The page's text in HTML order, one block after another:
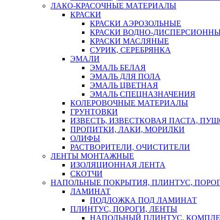
ЛАКО-КРАСОЧНЫЕ МАТЕРИАЛЫ
КРАСКИ
КРАСКИ АЭРОЗОЛЬНЫЕ
КРАСКИ ВОДНО-
КРАСКИ МАСЛЯНЫЕ
СУРИК, СЕРЕБРЯНКА
ЭМАЛИ
ЭМАЛЬ БЕЛАЯ
ЭМАЛЬ ДЛЯ ПОЛА
ЭМАЛЬ ЦВЕТНАЯ
ЭМАЛЬ СПЕЦНАЗНАЧЕНИЯ
КОЛЕРОВОЧНЫЕ МАТЕРИАЛЫ
ГРУНТОВКИ
ИЗВЕСТЬ, ИЗВЕСТКОВАЯ ПАСТА,
ПРОПИТКИ, ЛАКИ, МОРИЛКИ
ОЛИФЫ
РАСТВОРИТЕЛИ, ОЧИСТИТЕЛИ
ЛЕНТЫ МОНТАЖНЫЕ
ИЗОЛЯЦИОННАЯ ЛЕНТА
СКОТЧИ
НАПОЛЬНЫЕ ПОКРЫТИЯ, ПЛИНТУС,
ЛАМИНАТ
ПОДЛОЖКА ПОД ЛАМИНАТ
ПЛИНТУС, ПОРОГИ, ЛЕНТЫ
НАПОЛЬНЫЙ ПЛИНТУС,